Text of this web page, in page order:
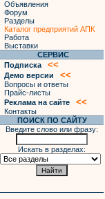
Объявления
Форум
Разделы
Каталог предприятий АПК
Работа
Выставки
СЕРВИС
Подписка
<<
Демо версии <<
Вопросы и ответы
Прайс-листы
Реклама на сайте
<<
Контакты
ПОИСК ПО САЙТУ
Введите слово или фразу:
Искать в разделах: